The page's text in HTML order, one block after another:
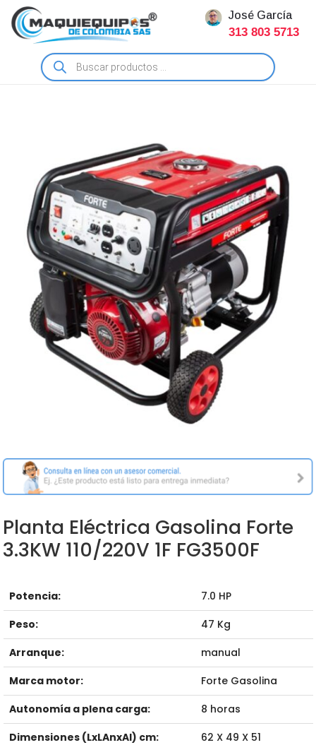
José García
313 803 5713
Búsqueda
de
productos
Planta Eléctrica Gasolina Forte
3.3KW 110/220V 1F FG3500F
Potencia:
7.0 HP
Peso:
47 Kg
Arranque:
manual
Marca motor:
Forte Gasolina
Autonomía a plena carga:
8 horas
Dimensiones (LxLAnxAl) cm:
62 X 49 X 51